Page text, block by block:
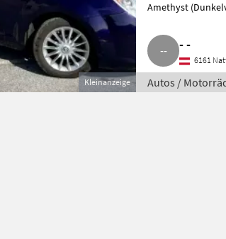
Kleinanzeige
Amethyst
- -
6161
Autos /